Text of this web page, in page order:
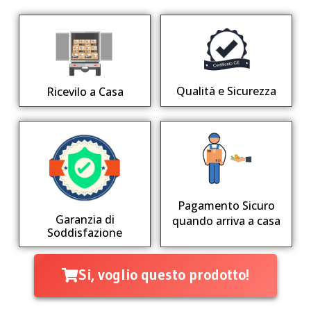
Ricevilo a Casa Qualità e Sicurezza
Garanzia di
Soddisfazione
Pagamento Sicuro
quando arriva a casa
Si, voglio questo prodotto!